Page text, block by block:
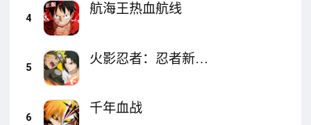
4
航海王热血航线
5
火影忍者：忍者新世
6
千年血战